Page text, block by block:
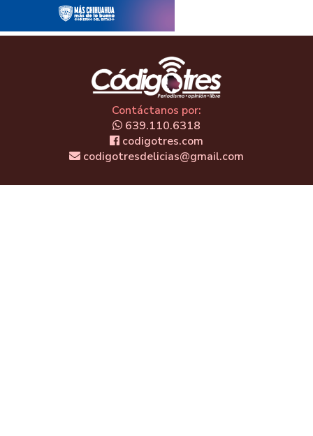
Contáctanos por:
639.110.6318
codigotres.com
codigotresdelicias@gmail.com